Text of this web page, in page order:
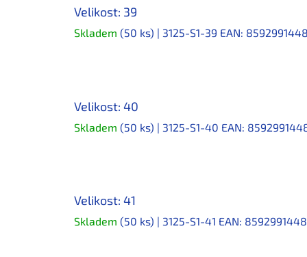
Velikost: 39
Skladem (50 ks) | 3125-S1-39 EAN:
Velikost: 40
Skladem (50 ks) | 3125-S1-40 EAN:
Velikost: 41
Skladem (50 ks) | 3125-S1-41 EAN: